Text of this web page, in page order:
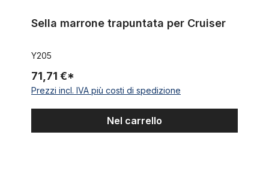
Sella marrone trapuntata per Cruiser
Y205
71,71 €*
Prezzi incl. IVA più costi di spedizione
Nel carrello